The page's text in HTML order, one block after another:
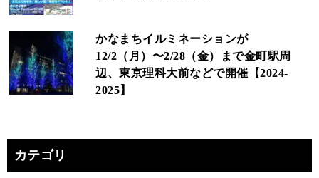
かなまちイルミネーションが
12/2（月）〜2/28（金）まで金町駅周
辺、東京理科大前などで開催【2024-
2025】
カテゴリ